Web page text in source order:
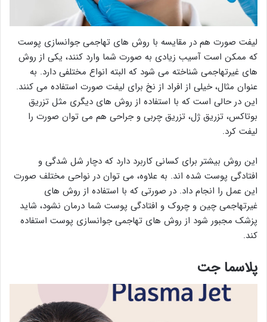
لیفت صورت هم در مقایسه با روش های تهاجمی جوانسازی پوست
که ممکن است آسیب زیادی به صورت شما وارد کنند، یکی از روش
های غیرتهاجمی شناخته می شود که البته انواع مختلفی دارد. به
عنوان مثال، خیلی از افراد از نخ برای لیفت صورت استفاده می کنند.
این در حالی است که با استفاده از روش های دیگری مثل تزریق
بوتاکس، تزریق ژل، تزریق چربی و جراحی هم می توان صورت را
لیفت کرد.
این روش بیشتر برای کسانی کاربرد دارد که دچار شل شدگی و
افتادگی پوست شده اند. به علاوه، می توان در نواحی مختلف صورت
این عمل را انجام داد. در صورتی که با استفاده از روش های
غیرتهاجمی چین و چروک و افتادگی پوست شما درمان نشود، شاید
پزشک مجبور شود از روش های تهاجمی جوانسازی پوست استفاده
کند.
پلاسما جت